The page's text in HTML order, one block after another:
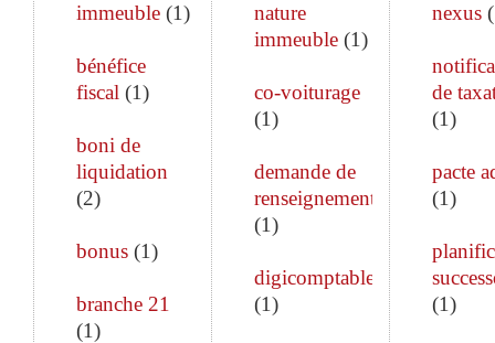
immeuble (1)
bénéfice
fiscal (1)
boni de
liquidation
(2)
bonus (1)
branche 21
(1)
nature
immeuble(1)
co-voiturage
(1)
demande de
renseignements
(1)
digicomptable
(1)
nexus(
de
(1)
pacte
(1)
(1)